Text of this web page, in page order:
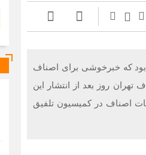
که خبرخوشی برای اصناف
روز بعد از انتشار این
اصناف در کمیسیون تلفیق